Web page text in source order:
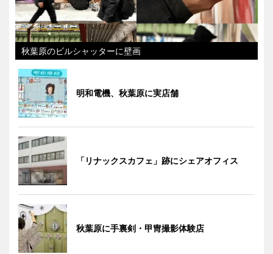
秋葉原のビルシャッターに壁画
明和電機、秋葉原に実店舗
「リナックスカフェ」跡にシェアオフィス
秋葉原に手裏剣・甲冑撮影体験店